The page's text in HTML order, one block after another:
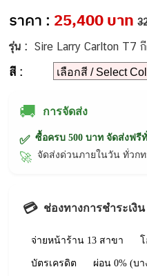
ราคา : 25,400 บาท
รุ่น : Sire Larry Carlton T7
สี :
🚚 การจัดส่ง
✅ ซื้อครบ 500 บาท จัดส่งฟรี
🚀 จัดส่งด่วนภายในวัน ทั่ว
💳 ช่องทางการชำระเงิน
จ่ายหน้าร้าน 13 สาขา
บัตรเครดิต ผ่อน 0% (บา